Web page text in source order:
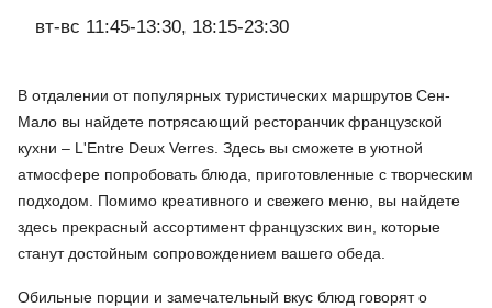
вт-вс 11:45-13:30, 18:15-23:30
В отдалении от популярных туристических маршрутов Сен-
Мало вы найдете потрясающий ресторанчик французской
кухни – L'Entre Deux Verres. Здесь вы сможете в уютной
атмосфере попробовать блюда, приготовленные с творческим
подходом. Помимо креативного и свежего меню, вы найдете
здесь прекрасный ассортимент французских вин, которые
станут достойным сопровождением вашего обеда.
Обильные порции и замечательный вкус блюд говорят о